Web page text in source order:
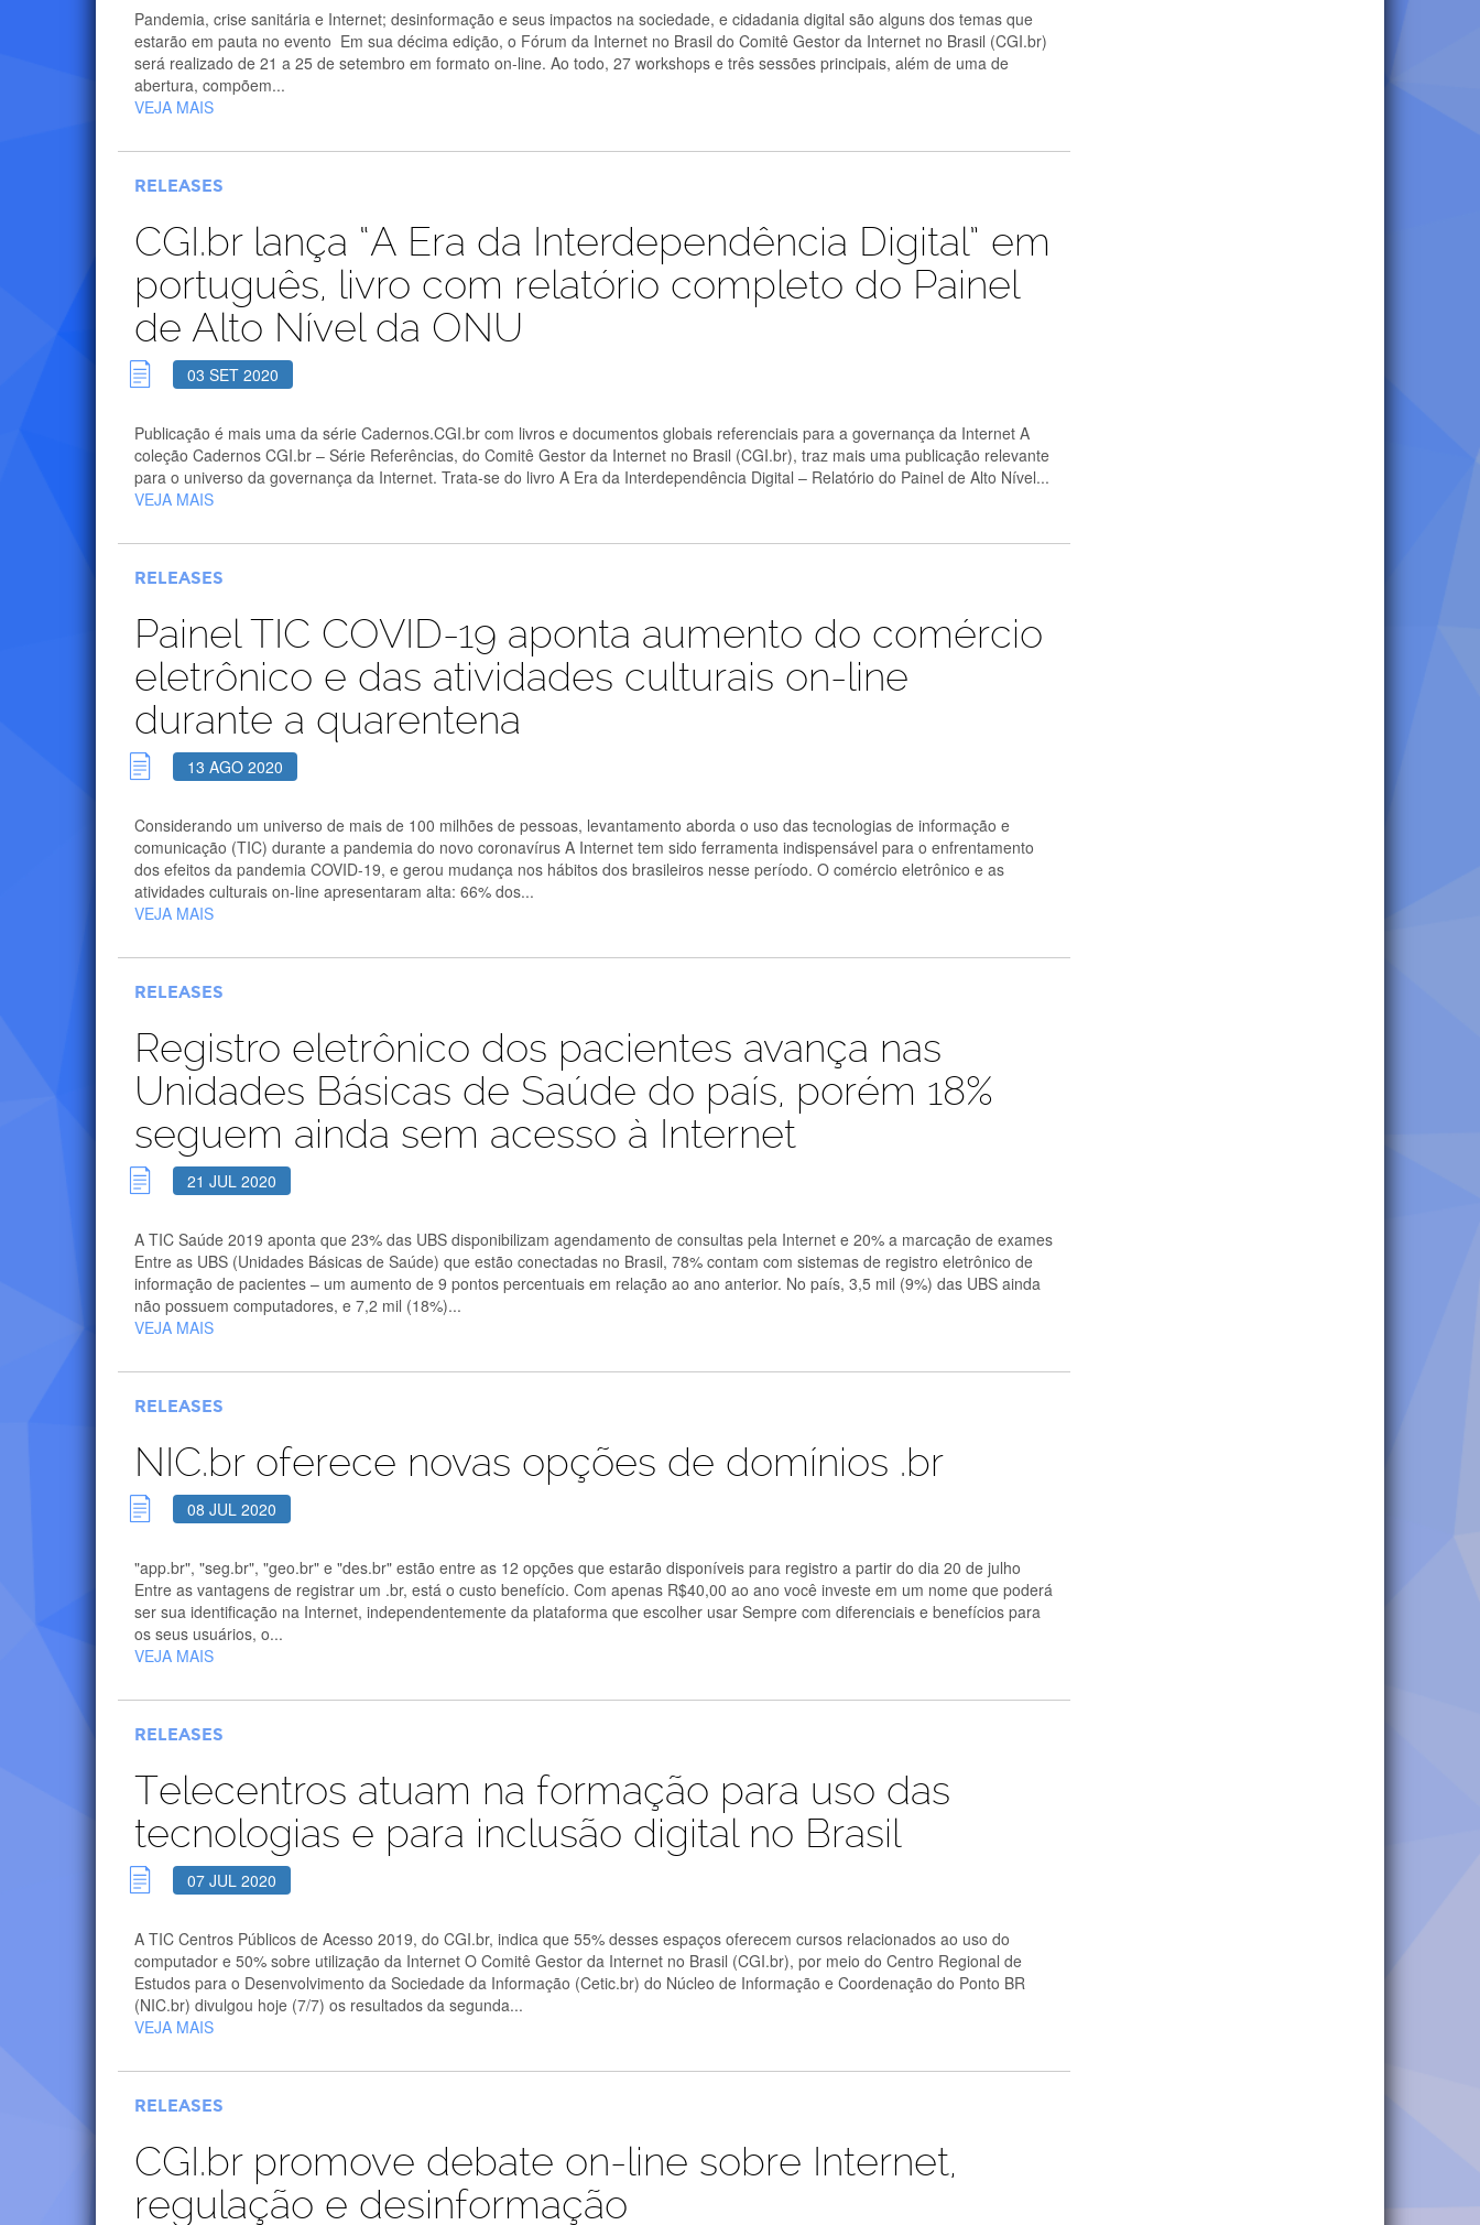
Pandemia, crise sanitária e Internet; desinformação e seus impactos na sociedade, e cidadania digital são alguns dos temas que
estarão em pauta no evento Em sua décima edição, o Fórum da Internet no Brasil do Comitê Gestor da Internet no Brasil (CGI.br)
será realizado de 21 a 25 de setembro em formato on-line. Ao todo, 27 workshops e três sessões principais, além de uma de
abertura, compõem...
VEJA MAIS
RELEASES
CGI.br lança “A Era da Interdependência Digital” em
português, livro com relatório completo do Painel
de Alto Nível da ONU
03 SET 2020
Publicação é mais uma da série Cadernos.CGI.br com livros e documentos globais referenciais para a governança da Internet A
coleção Cadernos CGI.br – Série Referências, do Comitê Gestor da Internet no Brasil (CGI.br), traz mais uma publicação relevante
para o universo da governança da Internet. Trata-se do livro A Era da Interdependência Digital – Relatório do Painel de Alto Nível...
VEJA MAIS
RELEASES
Painel TIC COVID-19 aponta aumento do comércio
eletrônico e das atividades culturais on-line
durante a quarentena
13 AGO 2020
Considerando um universo de mais de 100 milhões de pessoas, levantamento aborda o uso das tecnologias de informação e
comunicação (TIC) durante a pandemia do novo coronavírus A Internet tem sido ferramenta indispensável para o enfrentamento
dos efeitos da pandemia COVID-19, e gerou mudança nos hábitos dos brasileiros nesse período. O comércio eletrônico e as
atividades culturais on-line apresentaram alta: 66% dos...
VEJA MAIS
RELEASES
Registro eletrônico dos pacientes avança nas
Unidades Básicas de Saúde do país, porém 18%
seguem ainda sem acesso à Internet
21 JUL 2020
A TIC Saúde 2019 aponta que 23% das UBS disponibilizam agendamento de consultas pela Internet e 20% a marcação de exames
Entre as UBS (Unidades Básicas de Saúde) que estão conectadas no Brasil, 78% contam com sistemas de registro eletrônico de
informação de pacientes – um aumento de 9 pontos percentuais em relação ao ano anterior. No país, 3,5 mil (9%) das UBS ainda
não possuem computadores, e 7,2 mil (18%)...
VEJA MAIS
RELEASES
NIC.br oferece novas opções de domínios .br
08 JUL 2020
"app.br", "seg.br", "geo.br" e "des.br" estão entre as 12 opções que estarão disponíveis para registro a partir do dia 20 de julho
Entre as vantagens de registrar um .br, está o custo benefício. Com apenas R$40,00 ao ano você investe em um nome que poderá
ser sua identificação na Internet, independentemente da plataforma que escolher usar Sempre com diferenciais e benefícios para
os seus usuários, o...
VEJA MAIS
RELEASES
Telecentros atuam na formação para uso das
tecnologias e para inclusão digital no Brasil
07 JUL 2020
A TIC Centros Públicos de Acesso 2019, do CGI.br, indica que 55% desses espaços oferecem cursos relacionados ao uso do
computador e 50% sobre utilização da Internet O Comitê Gestor da Internet no Brasil (CGI.br), por meio do Centro Regional de
Estudos para o Desenvolvimento da Sociedade da Informação (Cetic.br) do Núcleo de Informação e Coordenação do Ponto BR
(NIC.br) divulgou hoje (7/7) os resultados da segunda...
VEJA MAIS
RELEASES
CGI.br promove debate on-line sobre Internet,
regulação e desinformação